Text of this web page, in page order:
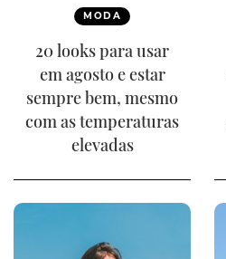
MODA
20 looks para usar
em agosto e estar
sempre bem, mesmo
com as temperaturas
elevadas